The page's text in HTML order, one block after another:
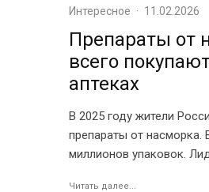
Интересное · 11.02.2026
Препараты от
всего
аптеках
В 2025 году жители
препараты от насморка.
миллионов упаковок.
Читать далее...